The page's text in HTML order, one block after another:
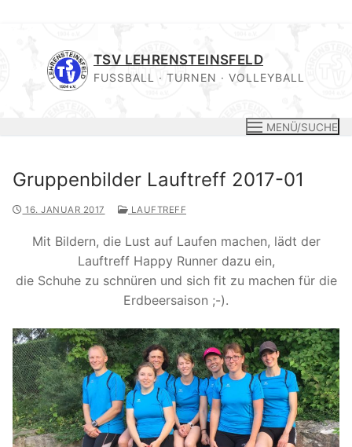
springen
TSV LEHRENSTEINSFELD
FUSSBALL · TURNEN · VOLLEYBALL
MENÜ/SUCHE
Gruppenbilder Lauftreff 2017-01
16. JANUAR 2017 LAUFTREFF
Mit Bildern, die Lust auf Laufen machen, lädt der
Lauftreff Happy Runner dazu ein,
die Schuhe zu schnüren und sich fit zu machen für die
Erdbeersaison ;-).